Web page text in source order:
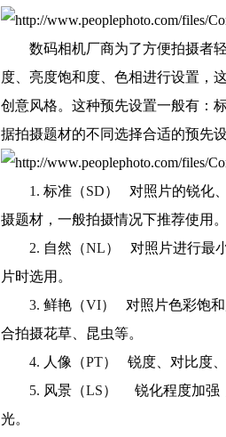
数码相机厂商为了方便拍摄者轻
度、亮度饱和度、色相进行设置，
创意风格。这种预先设置一般有：
据拍摄题材的不同选择合适的预先设
1. 标准（SD）
对照片的锐化
摄题材，一般拍摄情况下推荐使用。
2. 自然（NL）
对照片进行最
片时选用。
3. 鲜艳（VI）
对照片色彩饱
合拍摄花草、昆虫等。
4. 人像（PT）
锐度、对比度
5. 风景（LS）
锐化程度加强
光。